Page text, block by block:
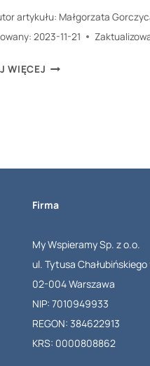
artykułu: Małgorzata
2023-11-21
WIĘCEJ REGULAMIN
2023.
POWINIEN
I
JAK
GO
OPRACOWAĆ?
Firma
My Wspieramy Sp. z o.o.
ul. Tytusa Chałubińskiego
02-004 Warszawa
NIP: 7010949933
REGON: 384622913
KRS: 0000808862